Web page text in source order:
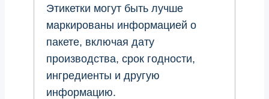
Этикетки могут быть лучше
маркированы информацией о
пакете, включая дату
производства, срок годности,
ингредиенты и другую
информацию.